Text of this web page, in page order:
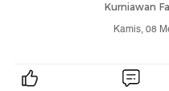
Kurniawan
Kamis, 08